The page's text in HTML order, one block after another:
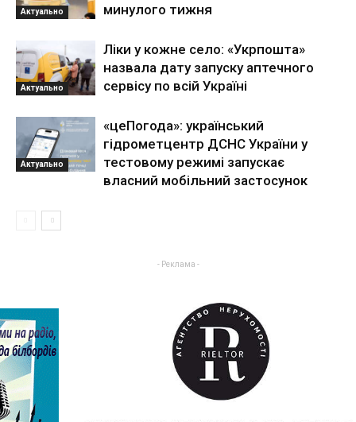
Актуально
минулого тижня
Актуально
Ліки у кожне село: «Укрпошта»
назвала дату запуску аптечного
сервісу по всій Україні
Актуально
«цеПогода»: український
гідрометцентр ДСНС України у
тестовому режимі запускає
власний мобільний застосунок
- Реклама -